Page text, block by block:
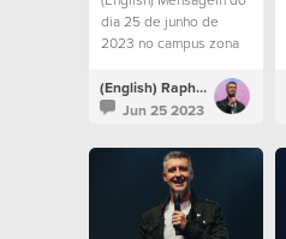
dia 25 de junho de
2023 no campus zona
(English) Raphael Galante
Jun 25 2023